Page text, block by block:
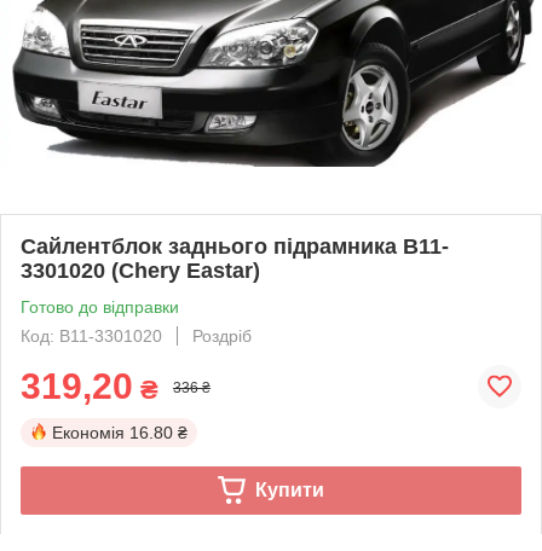
Сайлентблок заднього підрамника B11-
3301020 (Chery Eastar)
Готово до відправки
Код: B11-3301020
Роздріб
319,20 ₴ 336 ₴
Економія 16.80 ₴
Купити